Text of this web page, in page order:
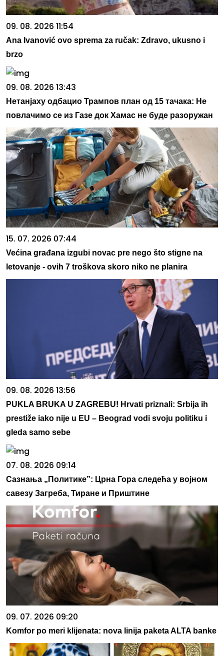
09. 08. 2026 11:54
Ana Ivanović ovo sprema za ručak: Zdravo, ukusno i
brzo
09. 08. 2026 13:43
Нетанјаху одбацио Трампов план од 15 тачака: Не
повлачимо се из Газе док Хамас не буде разоружан
15. 07. 2026 07:44
Većina građana izgubi novac pre nego što stigne na
letovanje - ovih 7 troškova skoro niko ne planira
09. 08. 2026 13:56
PUKLA BRUKA U ZAGREBU! Hrvati priznali: Srbija ih
prestiže iako nije u EU – Beograd vodi svoju politiku i
gleda samo sebe
07. 08. 2026 09:14
Сазнања „Политике”: Црна Гора следећа у војном
савезу Загреба, Тиране и Приштине
09. 07. 2026 09:20
Komfor po meri klijenata: nova linija paketa ALTA banke